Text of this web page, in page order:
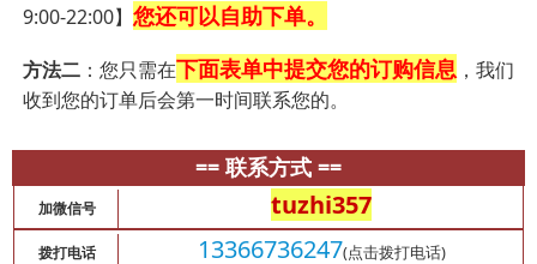
9:00-22:00】 您还可以自助下单。
方法二：您只需在下面表单中提交您的订购信息，我们
收到您的订单后会第一时间联系您的。
== 联系方式 ==
加微信号 tuzhi357
拨打电话 13366736247(点击拨打电话)